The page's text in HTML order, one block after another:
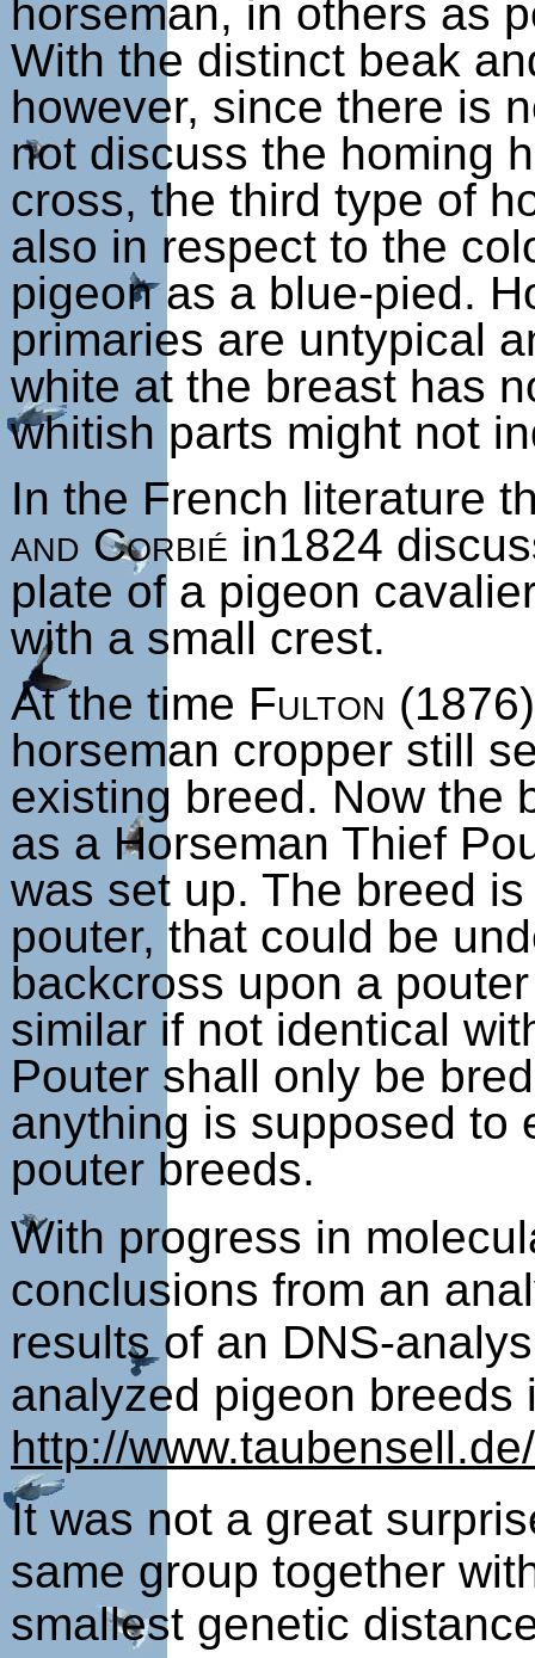
horseman, in others as
With the distinct beak
however, since there is
not discuss the homing
cross, the third type of
also in respect to the
pigeon as a blue-pied.
primaries are untypical
white at the breast has
whitish parts might not
In the French literature
and Corbié in1824
plate of a pigeon
with a small crest.
At the time Fulton
horseman cropper still
existing breed. Now the
as a Horseman Thief
was set up. The breed
pouter, that could be
backcross upon a
similar if not identical
Pouter shall only be
anything is supposed to
pouter breeds.
With progress in
conclusions from an
results of an DNS-
analyzed pigeon
http://
It was not a great
same group together
smallest genetic